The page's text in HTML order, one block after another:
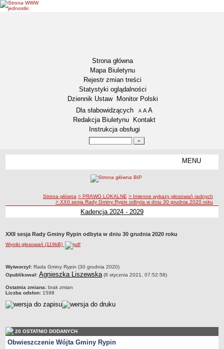
Strona główna
Mapa Biuletynu
Rejestr zmian treści
Statystyki oglądalności
Dziennik Ustaw
Monitor Polski
Menu dodatkowe
Dla słabowidzących A pomniejsz czcionkę
A standardowy rozmiar czcionki
A
Redakcja Biuletynu
Kontakt
Instrukcja obsługi
MENU
Status gminy
Lokalizacja
Dane statystyczne
Zadania publiczne
Realizacja zadań publicznych
Rejestr zbiorów danych osobowych
Rejestr instytucji kultury
URZĄD GMINY
Dane teleadresowe
ścieżka nawigacji
Strona główna > PRAWO LOKALNE > Imienne wykazy głosowań radnych
> XXII sesja Rady Gminy Rypin odbyta w dniu 30 grudnia 2020 roku
Kadencja 2024 - 2029
XXII sesja Rady Gminy Rypin odbyta w dniu 30 grudnia 2020 roku
Wyniki głosowań (119kB)
metryczka
Wytworzył: Rada Gminy Rypin (30 grudnia 2020)
Opublikował: Agnieszka Liszewska(8 stycznia 2021, 07:52:58)
Ostatnia zmiana: brak zmian
Liczba odsłon: 1598
20 OSTATNIO DODANYCH
Obwieszczenie Wójta Gminy Rypin